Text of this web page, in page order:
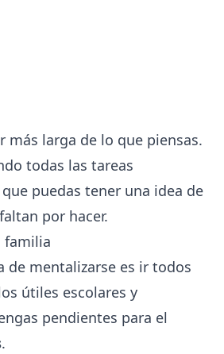
más larga de lo que piensas.
todas las tareas
puedas tener una idea de
por hacer.
familia
de mentalizarse es ir todos
útiles escolares y
pendientes para el
.